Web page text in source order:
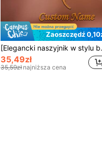
Zaoszczędź
[Elegancki naszyjnik w stylu boho]
35,49zł
35,59zł najniższa cena